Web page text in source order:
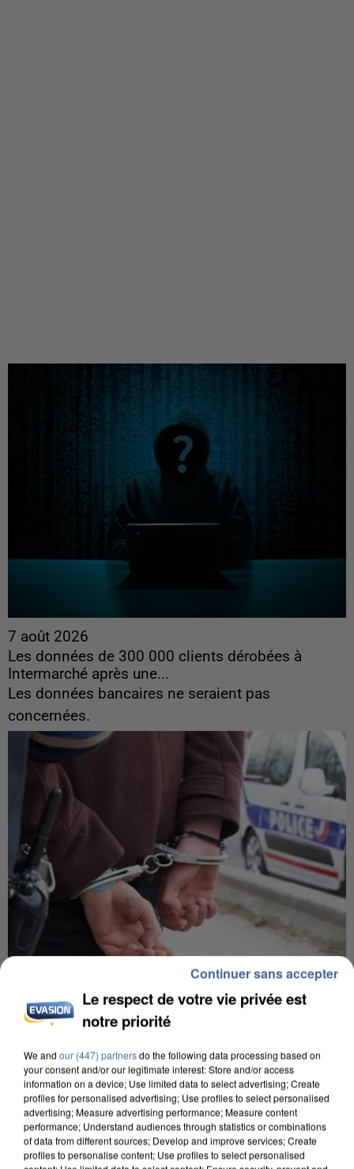
7 août 2026
Les données de 300 000 clients dérobées à
Intermarché après une...
Les données bancaires ne seraient pas
concernées.
7 août 2026
Un second cadre de la DZ Mafia interpellé en
Un cofondateur du réseau avait été interpellé
quelques jours plus tôt.
Le respect de votre vie privée est
notre priorité
We and our (447) partnersdo the following data processing based on
your consent and/or our legitimate interest: Store and/or access
information on a device; Use limited data to select advertising; Create
profiles for personalised advertising; Use profiles to select personalised
advertising; Measure advertising performance; Measure content
performance; Understand audiences through statistics or combinations
of data from different sources; Develop and improve services; Create
profiles to personalise content; Use profiles to select personalised
Continuer sans accepter